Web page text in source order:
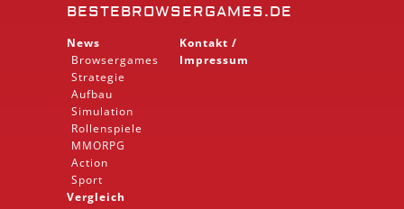
BESTEBROWSERGAMES.DE
News
Browsergames
Strategie
Aufbau
Simulation
Rollenspiele
MMORPG
Action
Sport
Vergleich
Kontakt /
Impressum